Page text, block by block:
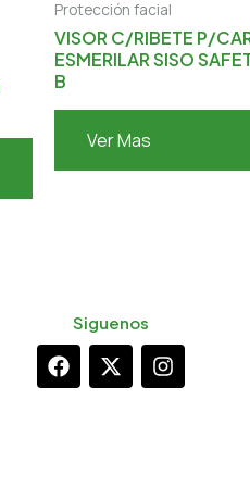
Protección facial
VISOR C/RIBETE P/
ESMERILAR SISO
B
Ver Mas
Siguenos
F
a
c
X
-
t
I
n
s